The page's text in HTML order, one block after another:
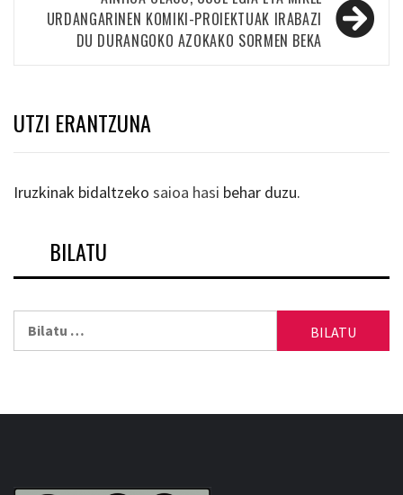
URDANGARINEN KOMIKI-PROIEKTUAK IRABAZI
DU DURANGOKO AZOKAKO SORMEN BEKA
UTZI ERANTZUNA
Iruzkinak bidaltzeko saioa hasi behar duzu.
BILATU